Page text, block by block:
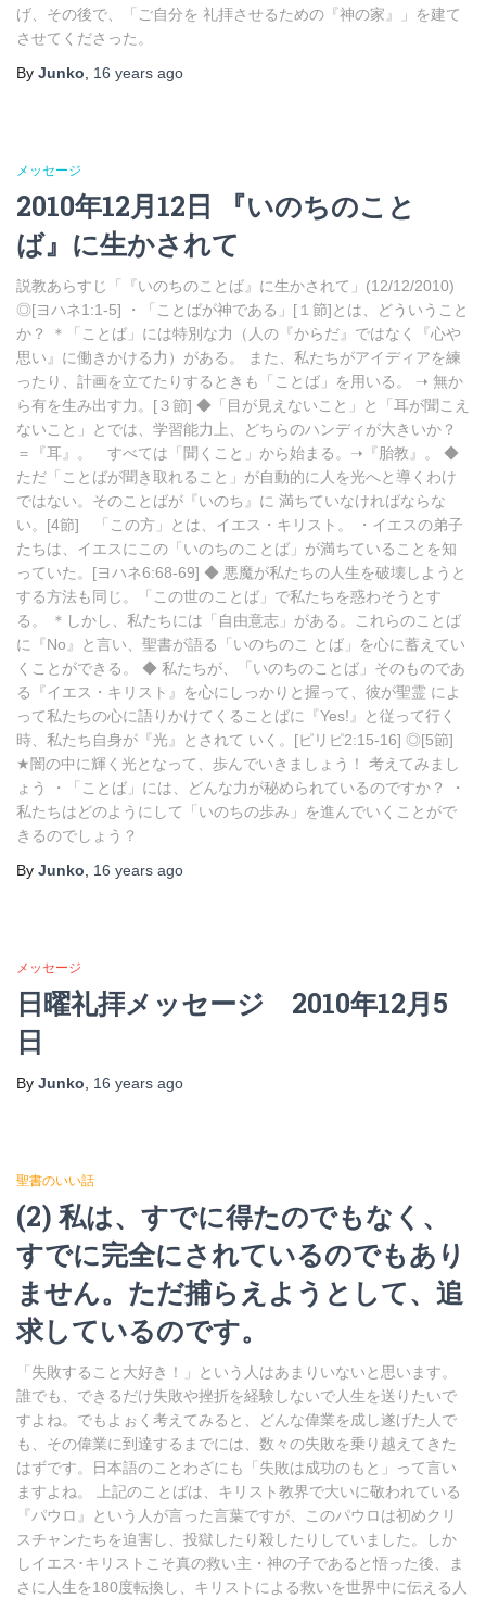
げ、その後で、「ご自分を 礼拝させるための『神の家』」を建て
させてくださった。
By Junko 16 years ago
メッセージ
2010年12月12日 『いのちのこと
ば』に生かされて
説教あらすじ「『いのちのことば』に生かされて」(12/12/2010)
◎[ヨハネ1:1-5] ・「ことばが神である」[１節]とは、どういうこと
か？ ＊「ことば」には特別な力（人の『からだ』ではなく『心や
思い』に働きかける力）がある。 また、私たちがアイディアを練
ったり、計画を立てたりするときも「ことば」を用いる。 ➝ 無か
ら有を生み出す力。[３節] ◆「目が見えないこと」と「耳が聞こえ
ないこと」とでは、学習能力上、どちらのハンディが大きいか？
＝『耳』。 すべては「聞くこと」から始まる。➝『胎教』。 ◆
ただ「ことばが聞き取れること」が自動的に人を光へと導くわけ
ではない。そのことばが『いのち』に 満ちていなければならな
い。[4節] 「この方」とは、イエス・キリスト。 ・イエスの弟子
たちは、イエスにこの「いのちのことば」が満ちていることを知
っていた。[ヨハネ6:68-69] ◆ 悪魔が私たちの人生を破壊しようと
する方法も同じ。「この世のことば」で私たちを惑わそうとす
る。 ＊しかし、私たちには「自由意志」がある。これらのことば
に『No』と言い、聖書が語る「いのちのこ とば」を心に蓄えてい
くことができる。 ◆ 私たちが、「いのちのことば」そのものであ
る『イエス・キリスト』を心にしっかりと握って、彼が聖霊 によ
って私たちの心に語りかけてくることばに『Yes!』と従って行く
時、私たち自身が『光』とされて いく。[ピリピ2:15-16] ◎[5節]
★闇の中に輝く光となって、歩んでいきましょう！ 考えてみまし
ょう ・「ことば」には、どんな力が秘められているのですか？ ・
私たちはどのようにして「いのちの歩み」を進んでいくことがで
きるのでしょう？
By Junko 16 years ago
メッセージ
日曜礼拝メッセージ 2010年12月5
日
By Junko 16 years ago
聖書のいい話
(2) 私は、すでに得たのでもなく、
すでに完全にされているのでもあり
ません。ただ捕らえようとして、追
求しているのです。
「失敗すること大好き！」という人はあまりいないと思います。
誰でも、できるだけ失敗や挫折を経験しないで人生を送りたいで
すよね。でもよぉく考えてみると、どんな偉業を成し遂げた人で
も、その偉業に到達するまでには、数々の失敗を乗り越えてきた
はずです。日本語のことわざにも「失敗は成功のもと」って言い
ますよね。 上記のことばは、キリスト教界で大いに敬われている
『パウロ』という人が言った言葉ですが、このパウロは初めクリ
スチャンたちを迫害し、投獄したり殺したりしていました。しか
しイエス･キリストこそ真の救い主・神の子であると悟った後、ま
さに人生を180度転換し、キリストによる救いを世界中に伝える人